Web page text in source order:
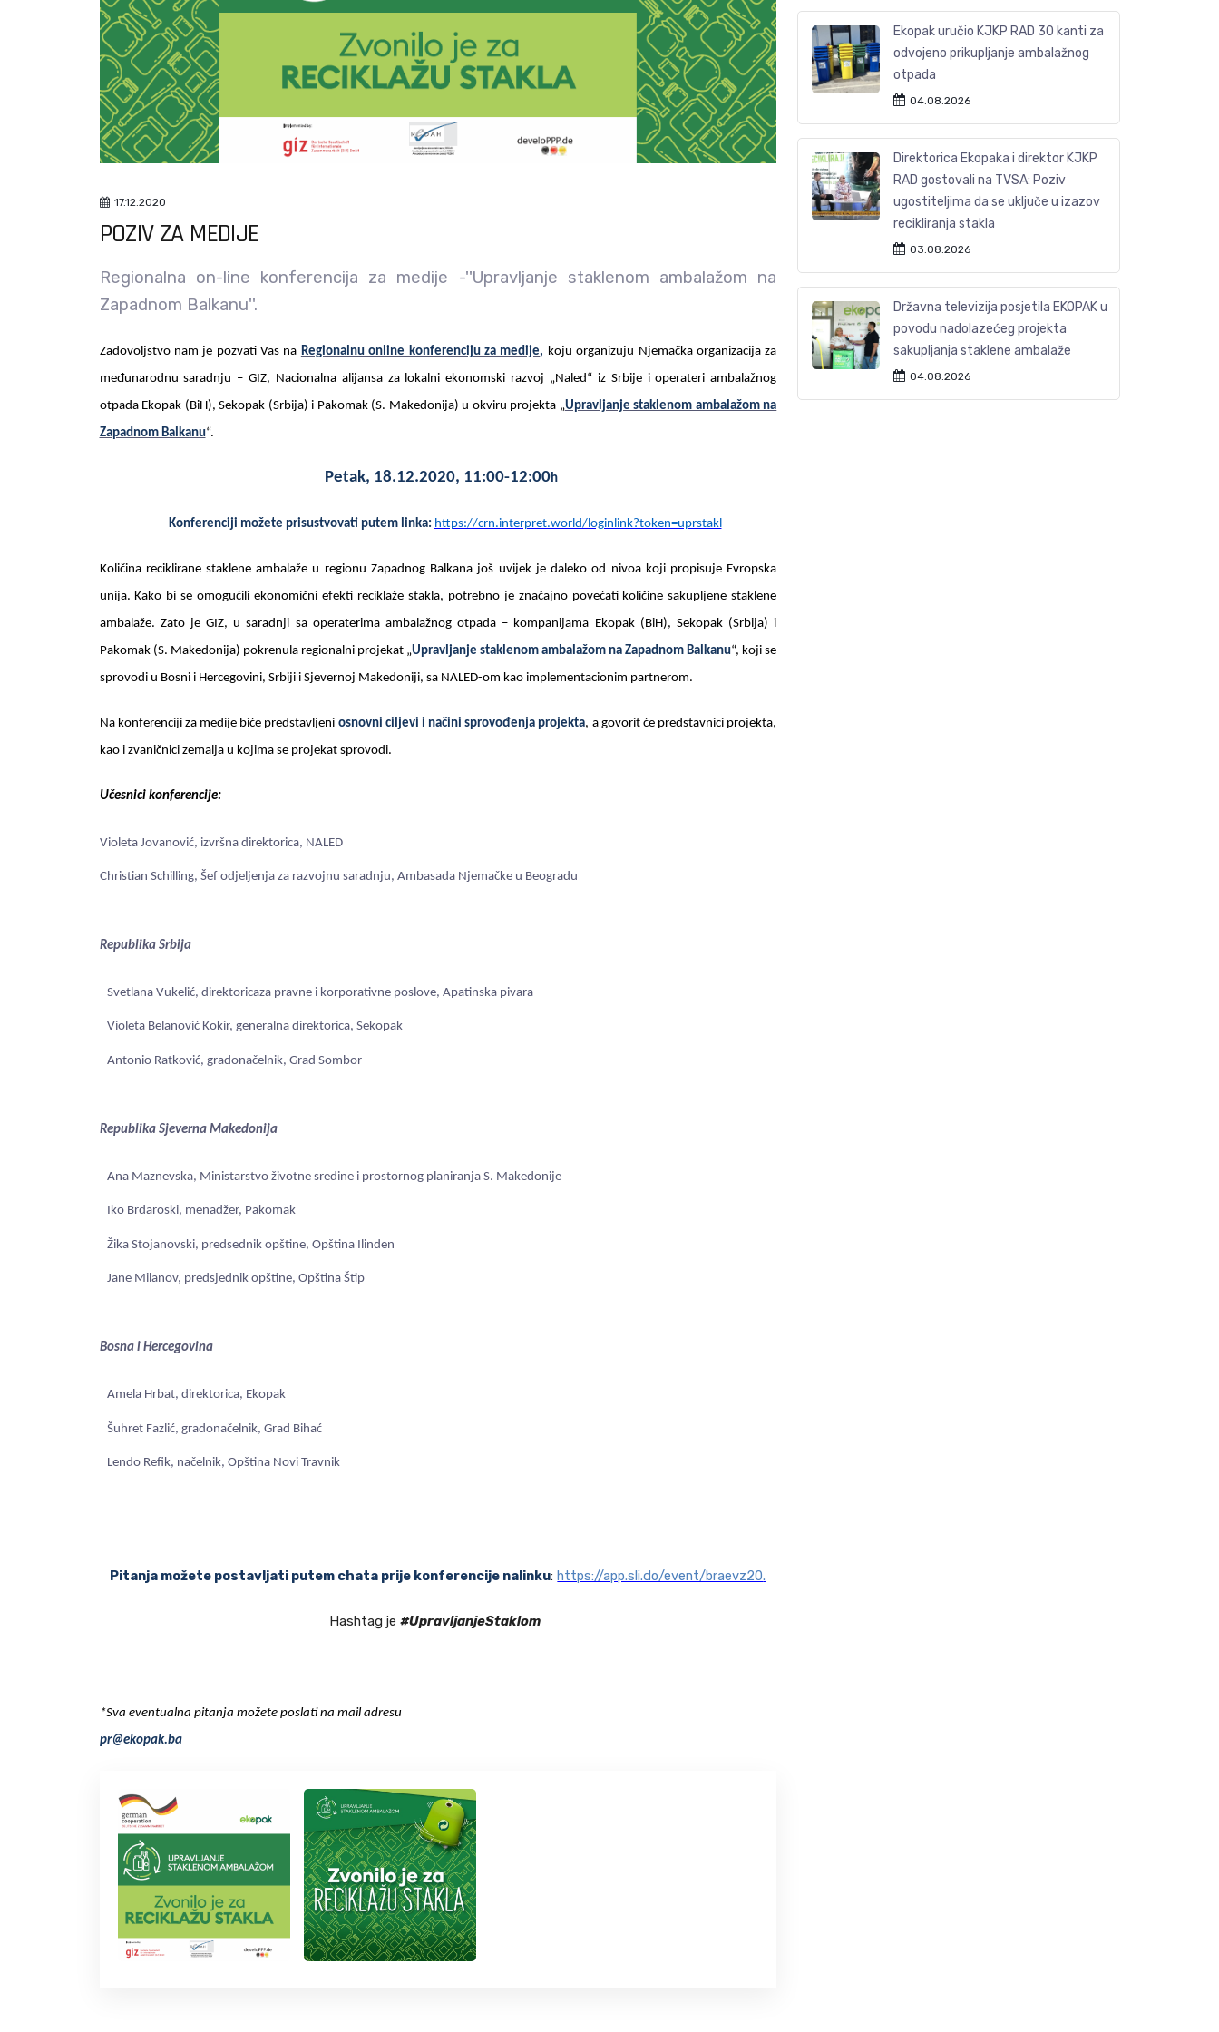
17.12.2020
POZIV ZA MEDIJE
Regionalna on-line konferencija za medije -''Upravljanje staklenom ambalažom na
Zapadnom Balkanu''.
Zadovoljstvo nam je pozvati Vas na Regionalnu online konferenciju za medije, koju organizuju Njemačka organizacija za
međunarodnu saradnju – GIZ, Nacionalna alijansa za lokalni ekonomski razvoj „Naled“ iz Srbije i operateri ambalažnog
otpada Ekopak (BiH), Sekopak (Srbija) i Pakomak (S. Makedonija) u okviru projekta „Upravljanje staklenom ambalažom na
Zapadnom Balkanu“.
Petak, 18.12.2020, 11:00-12:00h
Konferenciji možete prisustvovati putem linka: https://crn.interpret.world/loginlink?token=uprstakl
Količina reciklirane staklene ambalaže u regionu Zapadnog Balkana još uvijek je daleko od nivoa koji propisuje Evropska
unija. Kako bi se omogućili ekonomični efekti reciklaže stakla, potrebno je značajno povećati količine sakupljene staklene
ambalaže. Zato je GIZ, u saradnji sa operaterima ambalažnog otpada – kompanijama Ekopak (BiH), Sekopak (Srbija) i
Pakomak (S. Makedonija) pokrenula regionalni projekat „Upravljanje staklenom ambalažom na Zapadnom Balkanu“, koji se
sprovodi u Bosni i Hercegovini, Srbiji i Sjevernoj Makedoniji, sa NALED-om kao implementacionim partnerom.
Na konferenciji za medije biće predstavljeni osnovni ciljevi i načini sprovođenja projekta, a govorit će predstavnici projekta,
kao i zvaničnici zemalja u kojima se projekat sprovodi.
Učesnici konferencije:
Violeta Jovanović, izvršna direktorica, NALED
Christian Schilling, Šef odjeljenja za razvojnu saradnju, Ambasada Njemačke u Beogradu
Republika Srbija
Svetlana Vukelić, direktoricaza pravne i korporativne poslove, Apatinska pivara
Violeta Belanović Kokir, generalna direktorica, Sekopak
Antonio Ratković, gradonačelnik, Grad Sombor
Republika Sjeverna Makedonija
Ana Maznevska, Ministarstvo životne sredine i prostornog planiranja S. Makedonije
Iko Brdaroski, menadžer, Pakomak
Žika Stojanovski, predsednik opštine, Opština Ilinden
Jane Milanov, predsjednik opštine, Opština Štip
Bosna i Hercegovina
Amela Hrbat, direktorica, Ekopak
Šuhret Fazlić, gradonačelnik, Grad Bihać
Lendo Refik, načelnik, Opština Novi Travnik
Pitanja možete postavljati putem chata prije konferencije nalinku:https://app.sli.do/event/braevz20.
Hashtag je#UpravljanjeStaklom
*Sva eventualna pitanja možete poslati na mail adresu
pr@ekopak.ba
Ekopak uručio KJKP RAD 30 kanti za
odvojeno prikupljanje ambalažnog
otpada
04.08.2026
Direktorica Ekopaka i direktor KJKP
RAD gostovali na TVSA: Poziv
ugostiteljima da se uključe u izazov
recikliranja stakla
03.08.2026
Državna televizija posjetila EKOPAK u
povodu nadolazećeg projekta
sakupljanja staklene ambalaže
04.08.2026